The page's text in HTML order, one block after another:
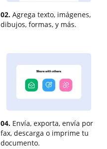
02. Agrega texto, imágenes,
dibujos, formas, y más.
04. Envía, exporta, envía por
fax, descarga o imprime tu
documento.